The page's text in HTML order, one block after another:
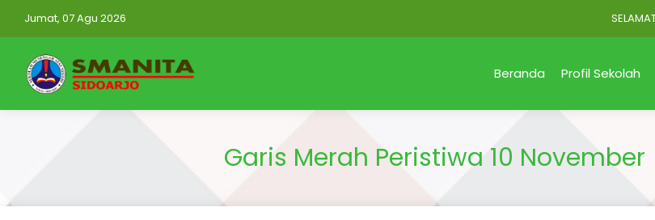
Jumat, 07 Agu 2026 SELAMAT
Beranda Profil Sekolah
Garis Merah Peristiwa 10